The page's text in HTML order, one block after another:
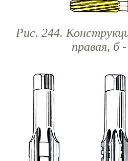
Рис. 244.
правая, б